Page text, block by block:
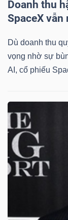
Doanh thu
SpaceX
Dù doanh thu
vọng nhờ sự
AI, cổ phiếu